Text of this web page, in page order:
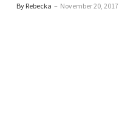
By Rebecka – November 20, 2017